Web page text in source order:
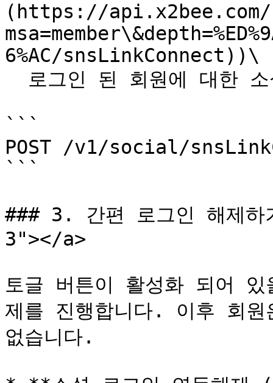
(https://api.x2bee.com/
6%AC/snsLinkConnect))\
```
POST /v1/social/
```
### 3. 간편 로그인 해
3"></a>
토글 버튼이 활성화 되어
제를 진행합니다. 이후 회
없습니다.